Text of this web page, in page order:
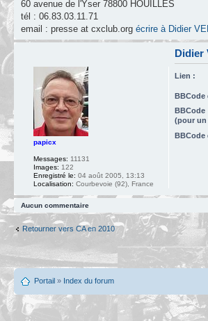
60 avenue de l'Yser 78800 HOUILLES
tél : 06.83.03.11.71
email : presse at cxclub.org écrire à Didier
Didier
Lien :
BBCode
BBCode
(pour un
BBCode
papicx
Messages: 11131
Images: 122
Enregistré le: 04 août 2005, 13:13
Localisation: Courbevoie (92), France
Aucun commentaire
Retourner vers CA en 2010
Portail » Index du forum